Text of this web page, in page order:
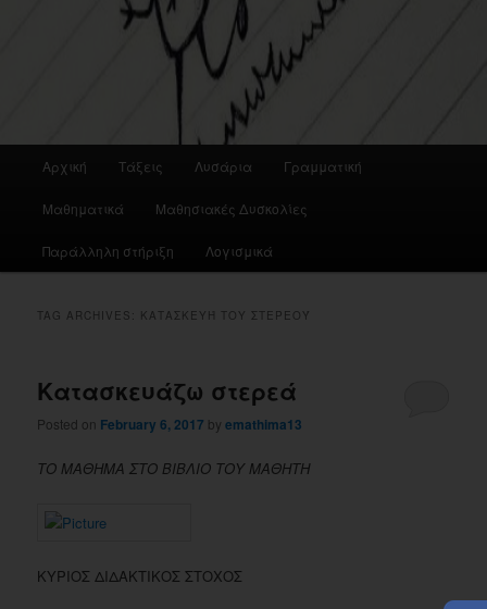
Αρχική Τάξεις Λυσάρια Γραμματική
Μαθηματικά Μαθησιακές Δυσκολίες
Παράλληλη στήριξη Λογισμικά
TAG ARCHIVES: ΚΑΤΑΣΚΕΥΉ ΤΟΥ ΣΤΕΡΕΟΎ
Κατασκευάζω στερεά
Posted on February 6, 2017 byemathima13
ΤΟ ΜΑΘΗΜΑ ΣΤΟ ΒΙΒΛΙΟ ΤΟΥ ΜΑΘΗΤΗ
ΚΥΡΙΟΣ ΔΙΔΑΚΤΙΚΟΣ ΣΤΟΧΟΣ